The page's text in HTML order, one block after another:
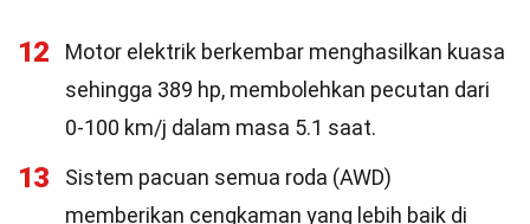
12
Motor elektrik berkembar menghasilkan kuasa
sehingga 389 hp, membolehkan pecutan dari
0-100 km/j dalam masa 5.1 saat.
13
Sistem pacuan semua roda (AWD)
memberikan cengkaman yang lebih baik di